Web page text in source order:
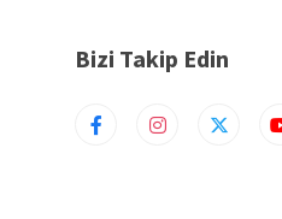
Bizi Takip Edin